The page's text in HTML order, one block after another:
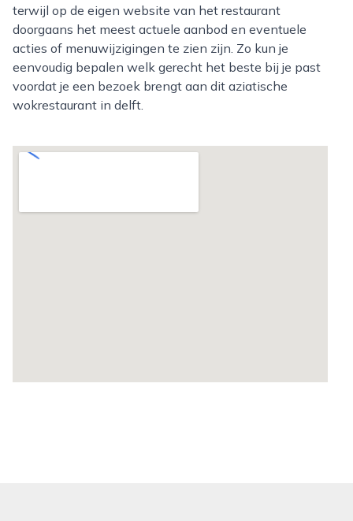
terwijl op de eigen website van het restaurant
doorgaans het meest actuele aanbod en eventuele
acties of menuwijzigingen te zien zijn. Zo kun je
eenvoudig bepalen welk gerecht het beste bij je past
voordat je een bezoek brengt aan dit aziatische
wokrestaurant in delft.